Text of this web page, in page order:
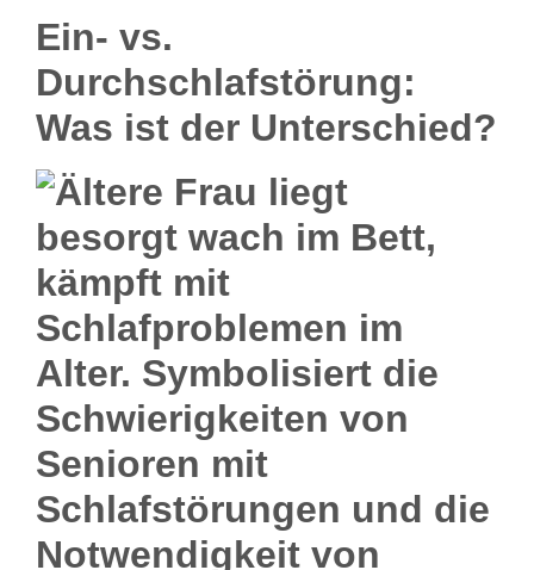
Ein- vs.
Durchschlafstörung:
Was ist der Unterschied?